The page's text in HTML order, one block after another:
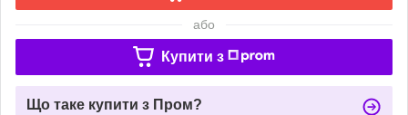
або
Купити з
Що таке купити з Пром?